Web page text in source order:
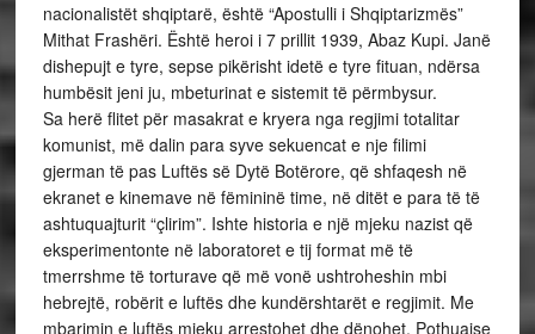
nacionalistët shqiptarë, është “Apostulli i Shqiptarizmës”
Mithat Frashëri. Është heroi i 7 prillit 1939, Abaz Kupi. Janë
dishepujt e tyre, sepse pikërisht idetë e tyre fituan, ndërsa
humbësit jeni ju, mbeturinat e sistemit të përmbysur.
Sa herë flitet për masakrat e kryera nga regjimi totalitar
komunist, më dalin para syve sekuencat e nje filimi
gjerman të pas Luftës së Dytë Botërore, që shfaqesh në
ekranet e kinemave në fëmininë time, në ditët e para të të
ashtuquajturit “çlirim”. Ishte historia e një mjeku nazist që
eksperimentonte në laboratoret e tij format më të
tmerrshme të torturave që më vonë ushtroheshin mbi
hebrejtë, robërit e luftës dhe kundërshtarët e regjimit. Me
mbarimin e luftës mjeku arrestohet dhe dënohet. Pothuajse